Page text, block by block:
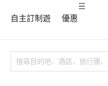
自主訂制遊 優惠